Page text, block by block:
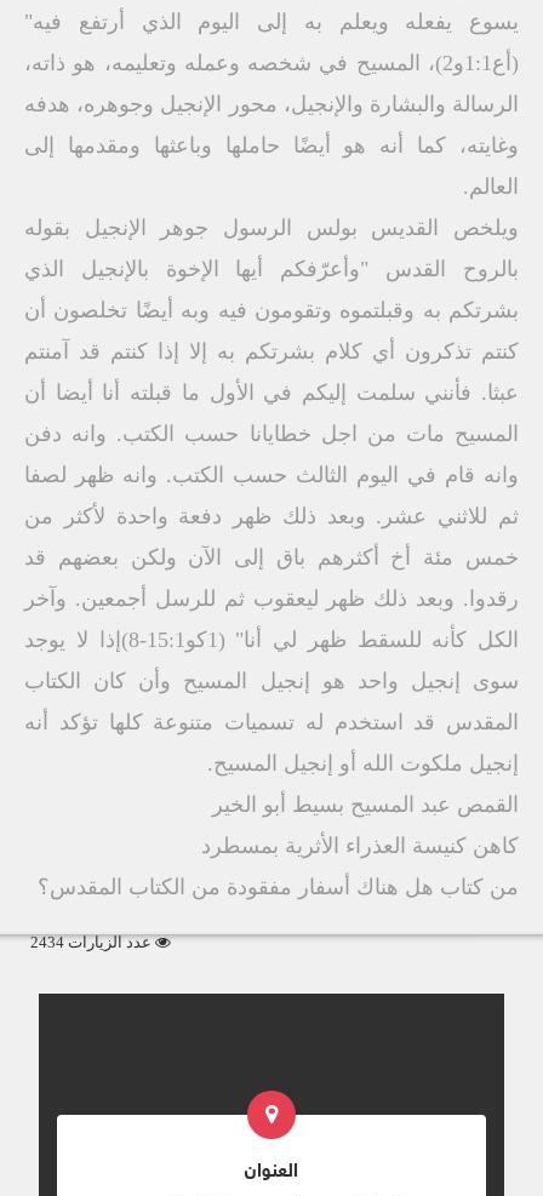
يسوع يفعله ويعلم به إلى اليوم الذي أرتفع فيه"
(أع1:1و2)، المسيح في شخصه وعمله وتعليمه، هو ذاته،
الرسالة والبشارة والإنجيل، محور الإنجيل وجوهره، هدفه
وغايته، كما أنه هو أيضًا حاملها وباعثها ومقدمها إلى
العالم.
ويلخص القديس بولس الرسول جوهر الإنجيل بقوله
بالروح القدس "وأعرّفكم أيها الإخوة بالإنجيل الذي
بشرتكم به وقبلتموه وتقومون فيه وبه أيضًا تخلصون أن
كنتم تذكرون أي كلام بشرتكم به إلا إذا كنتم قد آمنتم
عبثا. فأنني سلمت إليكم في الأول ما قبلته أنا أيضا أن
المسيح مات من اجل خطايانا حسب الكتب. وانه دفن
وانه قام في اليوم الثالث حسب الكتب. وانه ظهر لصفا
ثم للاثني عشر. وبعد ذلك ظهر دفعة واحدة لأكثر من
خمس مئة أخ أكثرهم باق إلى الآن ولكن بعضهم قد
رقدوا. وبعد ذلك ظهر ليعقوب ثم للرسل أجمعين. وآخر
الكل كأنه للسقط ظهر لي أنا" (1كو15:1-8)إذا لا يوجد
سوى إنجيل واحد هو إنجيل المسيح وأن كان الكتاب
المقدس قد استخدم له تسميات متنوعة كلها تؤكد أنه
إنجيل ملكوت الله أو إنجيل المسيح.
القمص عبد المسيح بسيط أبو الخير
كاهن كنيسة العذراء الأثرية بمسطرد
من كتاب هل هناك أسفار مفقودة من الكتاب المقدس؟
عدد الزيارات 2434
العنوان